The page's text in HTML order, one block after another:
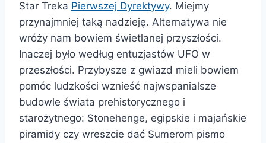
Star Treka Pierwszej Dyrektywy. Miejmy
przynajmniej taką nadzieję. Alternatywa nie
wróży nam bowiem świetlanej przyszłości.
Inaczej było według entuzjastów UFO w
przeszłości. Przybysze z gwiazd mieli bowiem
pomóc ludzkości wznieść najwspanialsze
budowle świata prehistorycznego i
starożytnego: Stonehenge, egipskie i majańskie
piramidy czy wreszcie dać Sumerom pismo